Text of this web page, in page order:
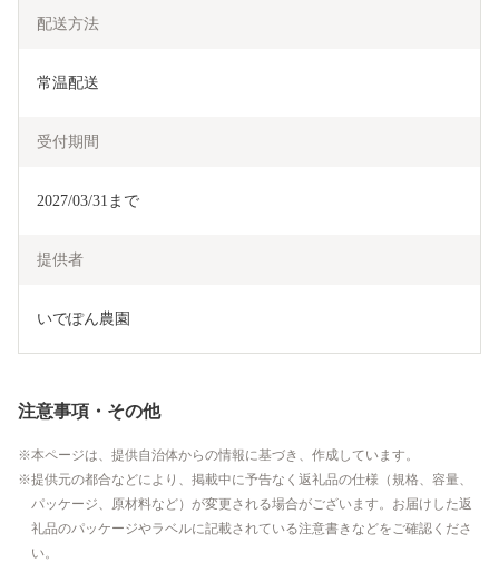
配送方法
常温配送
受付期間
2027/03/31まで
提供者
いでぽん農園
注意事項・その他
本ページは、提供自治体からの情報に基づき、作成しています。
提供元の都合などにより、掲載中に予告なく返礼品の仕様（規格、容量、
パッケージ、原材料など）が変更される場合がございます。お届けした返
礼品のパッケージやラベルに記載されている注意書きなどをご確認くださ
い。